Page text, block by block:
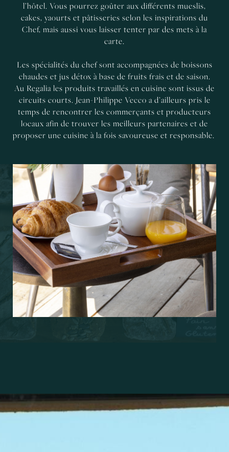
l’hôtel. Vous pourrez goûter aux différents mueslis,
cakes, yaourts et pâtisseries selon les inspirations du
Chef, mais aussi vous laisser tenter par des mets à la
carte.
Les spécialités du chef sont accompagnées de boissons
chaudes et jus détox à base de fruits frais et de saison.
Au Regalia les produits travaillés en cuisine sont issus de
circuits courts. Jean-Philippe Vecco a d’ailleurs pris le
temps de rencontrer les commerçants et producteurs
locaux afin de trouver les meilleurs partenaires et de
proposer une cuisine à la fois savoureuse et responsable.